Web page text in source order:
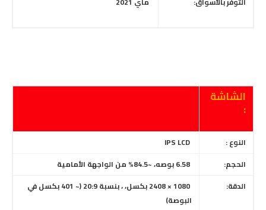
الشاشة
:
النوع :
IPS LCD
الحجم:
6.58 بوصه، ~84.5% من الواجهة الأمامية
الدقة:
1080 × 2408 بكسل، ، بنسبة 20:9
(~ 401 بكسل في
البوصة)